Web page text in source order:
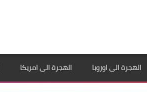
الهجرة الى اوروبا الهجرة الى امريكا